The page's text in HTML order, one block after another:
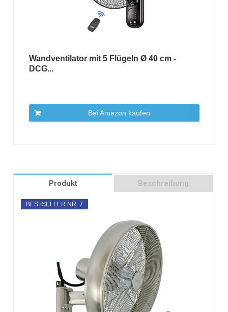
Wandventilator mit 5 Flügeln Ø 40 cm -
DCG...
Bei Amazon kaufen
Produkt Beschreibung
BESTSELLER NR. 7